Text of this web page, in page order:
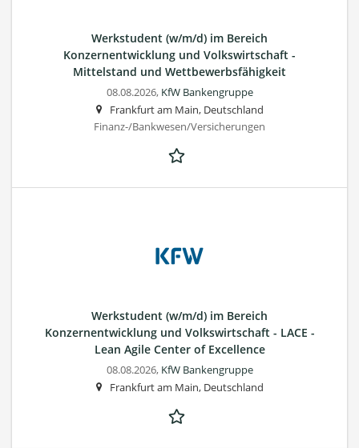
Werkstudent (w/m/d) im Bereich
Konzernentwicklung und Volkswirtschaft -
Mittelstand und Wettbewerbsfähigkeit
08.08.2026, KfW Bankengruppe
Frankfurt am Main, Deutschland
Finanz-/Bankwesen/Versicherungen
Werkstudent (w/m/d) im Bereich
Konzernentwicklung und Volkswirtschaft - LACE -
Lean Agile Center of Excellence
08.08.2026, KfW Bankengruppe
Frankfurt am Main, Deutschland